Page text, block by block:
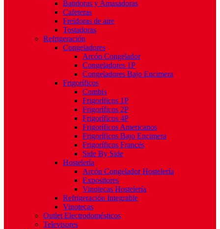
Batidoras y Amasadoras
Cafeteras
Freidoras de aire
Tostadoras
Refrigeración
Congeladores
Arcón Congelador
Congeladores 1P
Congeladores Bajo Encimera
Frigoríficos
Combis
Frigoríficos 1P
Frigoríficos 2P
Frigoríficos 4P
Frigoríficos Americanos
Frigoríficos Bajo Encimera
Frigoríficos Francés
Side By Side
Hostelería
Arcón Congelador Hostelería
Expositores
Vinotecas Hostelería
Refrigeración Integrable
Vinotecas
Outlet Electrodomésticos
Televisores